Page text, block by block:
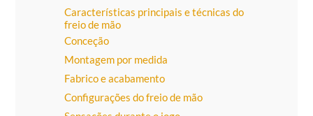
Características principais e técnicas do
freio de mão
Conceção
Montagem por medida
Fabrico e acabamento
Configurações do freio de mão